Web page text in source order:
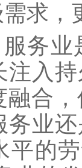
求，
务
注入
合
业
平的